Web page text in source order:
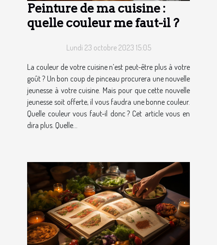
Peinture de ma cuisine :
quelle couleur me faut-il ?
Lundi 23 octobre 2023 15:05
La couleur de votre cuisine n’est peut-être plus à votre
goût ? Un bon coup de pinceau procurera une nouvelle
jeunesse à votre cuisine. Mais pour que cette nouvelle
jeunesse soit offerte, il vous faudra une bonne couleur.
Quelle couleur vous faut-il donc ? Cet article vous en
dira plus. Quelle...